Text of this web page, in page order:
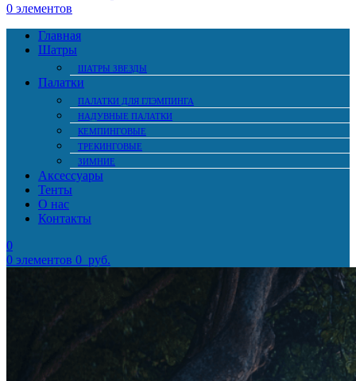
0 элементов
Главная
Шатры
ШАТРЫ ЗВЕЗДЫ
Палатки
ПАЛАТКИ ДЛЯ ГЛЭМПИНГА
НАДУВНЫЕ ПАЛАТКИ
КЕМПИНГОВЫЕ
ТРЕКИНГОВЫЕ
ЗИМНИЕ
Аксессуары
Тенты
О нас
Контакты
0
0 элементов 0 руб.